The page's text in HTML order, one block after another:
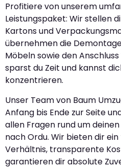
Profitiere von unserem
Leistungspaket: Wir stellen
Kartons und
übernehmen die
Möbeln sowie den
sparst du Zeit und kannst
konzentrieren.
Unser Team von Baum
Anfang bis Ende zur Seite
allen Fragen rund um
nach Ordu. Wir bieten dir
Verhältnis, transparente
garantieren dir absolute